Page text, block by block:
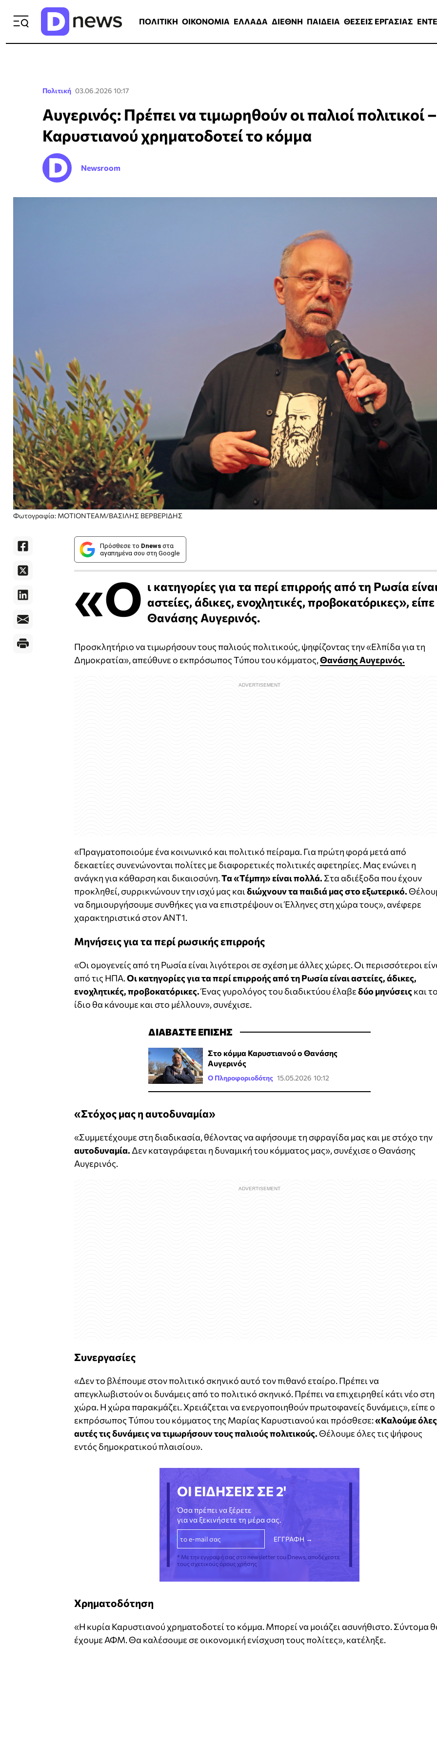
ΠΟΛΙΤΙΚΗ ΟΙΚΟΝΟΜΙΑ ΕΛΛΑΔΑ ΔΙΕΘΝΗ ΠΑΙΔΕΙΑ ΘΕΣΕΙΣ ΕΡΓΑΣΙΑΣ
Πολιτική 03.06.2026 10:17
Αυγερινός: Πρέπει να τιμωρηθούν οι παλιοί πολιτικοί
Καρυστιανού χρηματοδοτεί το κόμμα
Newsroom
Φωτογραφία: ΜΟΤΙΟΝΤΕΑΜ/ΒΑΣΙΛΗΣ ΒΕΡΒΕΡΙΔΗΣ
Πρόσθεσε το Dnews στα
αγαπημένα σου στη Google
«Ο ι κατηγορίες για τα περί επιρροής από τη Ρωσία
αστείες, άδικες, ενοχλητικές, προβοκατόρικες»,
Θανάσης Αυγερινός.
Προσκλητήριο να τιμωρήσουν τους παλιούς πολιτικούς, ψηφίζοντας την «Ελπίδα για τη
Δημοκρατία», απεύθυνε ο εκπρόσωπος Τύπου του κόμματος,Θανάσης Αυγερινός.
«Πραγματοποιούμε ένα κοινωνικό και πολιτικό πείραμα. Για πρώτη φορά μετά από
δεκαετίες συνενώνονται πολίτες με διαφορετικές πολιτικές αφετηρίες. Μας ενώνει η
ανάγκη για κάθαρση και δικαιοσύνη.Τα «Τέμπη» είναι πολλά. Στα αδιέξοδα που έχουν
προκληθεί, συρρικνώνουν την ισχύ μας καιδιώχνουν τα παιδιά μας στο εξωτερικό.
να δημιουργήσουμε συνθήκες για να επιστρέψουν οι Έλληνες στη χώρα τους», ανέφερε
χαρακτηριστικά στον ΑΝΤ1.
Μηνήσεις για τα περί ρωσικής επιρροής
«Οι ομογενείς από τη Ρωσία είναι λιγότεροι σε σχέση με άλλες χώρες. Οι περισσότεροι
από τις ΗΠΑ.Οι κατηγορίες για τα περί επιρροής από τη Ρωσία είναι αστείες, άδικες,
ενοχλητικές, προβοκατόρικες.Ένας γυρολόγος του διαδικτύου έλαβεδύο μηνύσεις και
ίδιο θα κάνουμε και στο μέλλουν», συνέχισε.
ΔΙΑΒΑΣΤΕ ΕΠΙΣΗΣ
Στο κόμμα Καρυστιανού ο Θανάσης
Αυγερινός
Ο Πληροφοριοδότης 15.05.2026 10:12
«Στόχος μας η αυτοδυναμία»
«Συμμετέχουμε στη διαδικασία, θέλοντας να αφήσουμε τη σφραγίδα μας και με στόχο την
αυτοδυναμία. Δεν καταγράφεται η δυναμική του κόμματος μας», συνέχισε ο Θανάσης
Αυγερινός.
Συνεργασίες
«Δεν το βλέπουμε στον πολιτικό σκηνικό αυτό τον πιθανό εταίρο. Πρέπει να
απεγκλωβιστούν οι δυνάμεις από το πολιτικό σκηνικό. Πρέπει να επιχειρηθεί κάτι νέο στη
χώρα. Η χώρα παρακμάζει. Χρειάζεται να ενεργοποιηθούν πρωτοφανείς δυνάμεις», είπε ο
εκπρόσωπος Τύπου του κόμματος της Μαρίας Καρυστιανού και πρόσθεσε:«Καλούμε όλες
αυτές τις δυνάμεις να τιμωρήσουν τους παλιούς πολιτικούς. Θέλουμε όλες τις ψήφους
εντός δημοκρατικού πλαισίου».
ΟΙ ΕΙΔΗΣΕΙΣ ΣΕ 2'
Όσα πρέπει να ξέρετε
για να ξεκινήσετε τη μέρα σας.
* Με την εγγραφή σας στο newsletter του Dnews, αποδέχεστε
τους σχετικούς όρους χρήσης
Χρηματοδότηση
«Η κυρία Καρυστιανού χρηματοδοτεί το κόμμα. Μπορεί να μοιάζει ασυνήθιστο. Σύντομα
έχουμε ΑΦΜ. Θα καλέσουμε σε οικονομική ενίσχυση τους πολίτες», κατέληξε.